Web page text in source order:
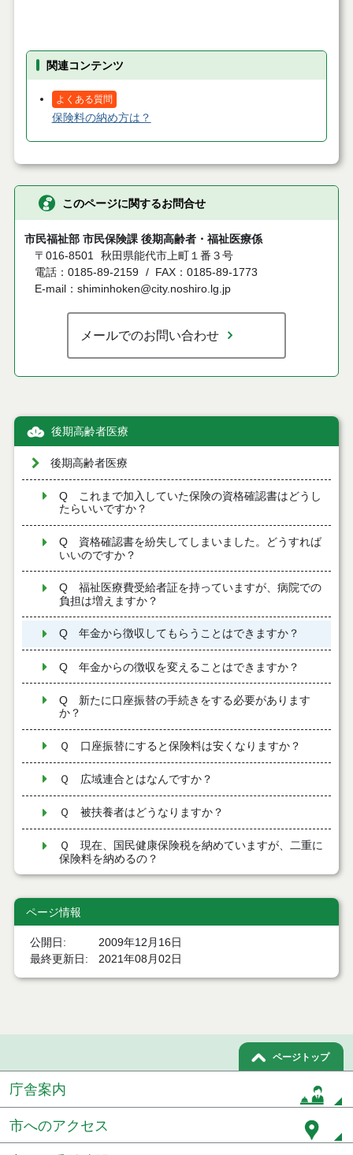
関連コンテンツ
よくある質問
保険料の納め方は？
このページに関するお問合せ
市民福祉部 市民保険課 後期高齢者・福祉医療係
〒016-8501 秋田県能代市上町１番３号
電話：0185-89-2159
FAX：0185-89-1773
E-mail：shiminhoken@city.noshiro.lg.jp
メールでのお問い合わせ
後期高齢者医療
後期高齢者医療
Q これまで加入していた保険の資格確認書はどうし
たらいいですか？
Q 資格確認書を紛失してしまいました。どうすれば
いいのですか？
Q 福祉医療費受給者証を持っていますが、病院での
負担は増えますか？
Q 年金から徴収してもらうことはできますか？
Q 年金からの徴収を変えることはできますか？
Q 新たに口座振替の手続きをする必要があります
か？
Ｑ 口座振替にすると保険料は安くなりますか？
Ｑ 広域連合とはなんですか？
Ｑ 被扶養者はどうなりますか？
Ｑ 現在、国民健康保険税を納めていますが、二重に
保険料を納めるの？
ページ情報
公開日
2009年12月16日
最終更新日
2021年08月02日
ページトップ
庁舎案内
市へのアクセス